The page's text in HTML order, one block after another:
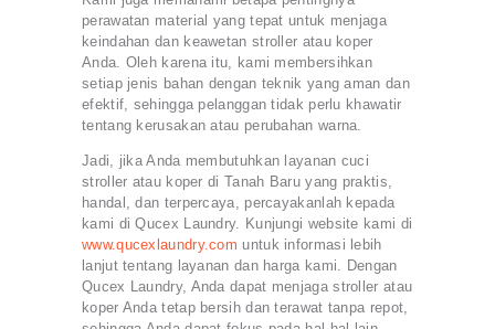
perawatan material yang tepat untuk menjaga
keindahan dan keawetan stroller atau koper
Anda. Oleh karena itu, kami membersihkan
setiap jenis bahan dengan teknik yang aman dan
efektif, sehingga pelanggan tidak perlu khawatir
tentang kerusakan atau perubahan warna.
Jadi, jika Anda membutuhkan layanan cuci
stroller atau koper di Tanah Baru yang praktis,
handal, dan terpercaya, percayakanlah kepada
kami di Qucex Laundry. Kunjungi website kami di
www.qucexlaundry.com untuk informasi lebih
lanjut tentang layanan dan harga kami. Dengan
Qucex Laundry, Anda dapat menjaga stroller atau
koper Anda tetap bersih dan terawat tanpa repot,